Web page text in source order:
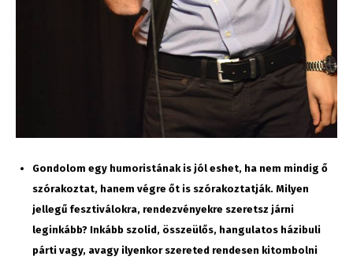
Gondolom egy humoristának is jól eshet, ha nem mindig ő
szórakoztat, hanem végre őt is szórakoztatják. Milyen
jellegű fesztiválokra, rendezvényekre szeretsz járni
leginkább? Inkább szolid, összeülős, hangulatos házibuli
párti vagy, avagy ilyenkor szereted rendesen kitombolni